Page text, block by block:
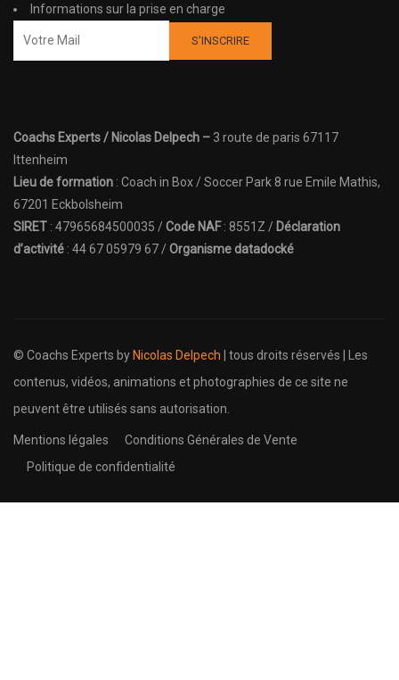
Informations sur la prise en charge
Coachs Experts / Nicolas Delpech – 3 route de paris 67117
Ittenheim
Lieu de formation : Coach in Box / Soccer Park 8 rue Emile Mathis,
67201 Eckbolsheim
SIRET : 47965684500035 /Code NAF: 8551Z / Déclaration
d’activité : 44 67 05979 67 /Organisme datadocké
© Coachs Experts by Nicolas Delpech | tous droits réservés | Les
contenus, vidéos, animations et photographies de ce site ne
peuvent être utilisés sans autorisation.
Mentions légales
Conditions Générales de Vente
Politique de confidentialité